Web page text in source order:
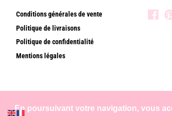
En poursuivant votre navigation, vous
Conditions générales de vente
Politique de livraisons
Politique de confidentialité
Mentions légales